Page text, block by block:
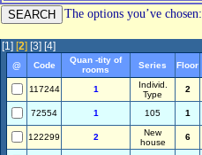
The options you’ve chosen:
[1] [2] [3] [4]
@ Code
Quan -tity of
rooms
Series Floor
117244
1
Individ.
Type
2
72554 1 105 1
122299 2
New
house
6